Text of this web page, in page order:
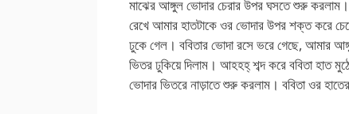
মাঝের আঙ্গুল ভোদার চেরার উপর ঘসতে শুরু করলাম।
রেখে আমার হাতটাকে ওর ভোদার উপর শক্ত করে
ঢুকে গেল। ববিতার ভোদা রসে ভরে গেছে, আমার
ভিতর ঢুকিয়ে দিলাম। আহহহ্ শব্দ করে ববিতা
ভোদার ভিতরে নাড়াতে শুরু করলাম। ববিতা ওর